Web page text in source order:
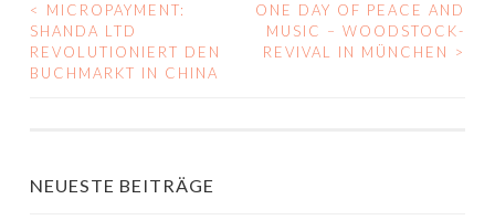
BEITRAGS-
NAVIGATION
<
MICROPAYMENT:
SHANDA LTD
REVOLUTIONIERT DEN
BUCHMARKT IN CHINA
ONE DAY OF PEACE AND
MUSIC – WOODSTOCK-
REVIVAL IN MÜNCHEN
>
NEUESTE BEITRÄGE